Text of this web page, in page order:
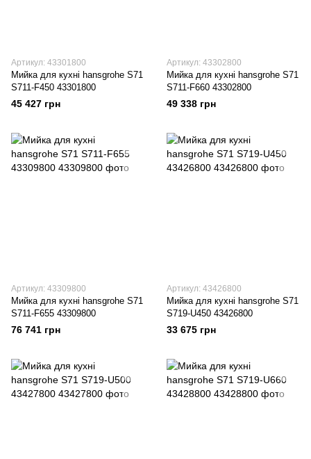
Артикул: 43301800
Мийка для кухні hansgrohe S71
S711-F450 43301800
45 427 грн
Артикул: 43302800
Мийка для кухні hansgrohe S71
S711-F660 43302800
49 338 грн
Артикул: 43309800
Мийка для кухні hansgrohe S71
S711-F655 43309800
76 741 грн
Артикул: 43426800
Мийка для кухні hansgrohe S71
S719-U450 43426800
33 675 грн